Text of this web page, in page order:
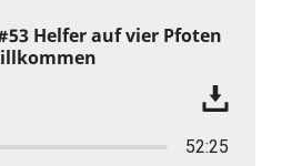
Helfer auf vier Pfoten
52:25